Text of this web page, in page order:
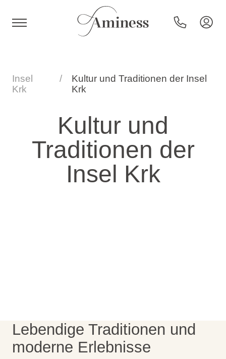
Hotels und Resorts
Campingplätze
Sonderangebote
Ami Loyalty Programm
Blogs
Insel
Krk
Kultur und Traditionen der Insel
Krk
Kultur und
Traditionen der
Insel Krk
Lebendige Traditionen und
moderne Erlebnisse